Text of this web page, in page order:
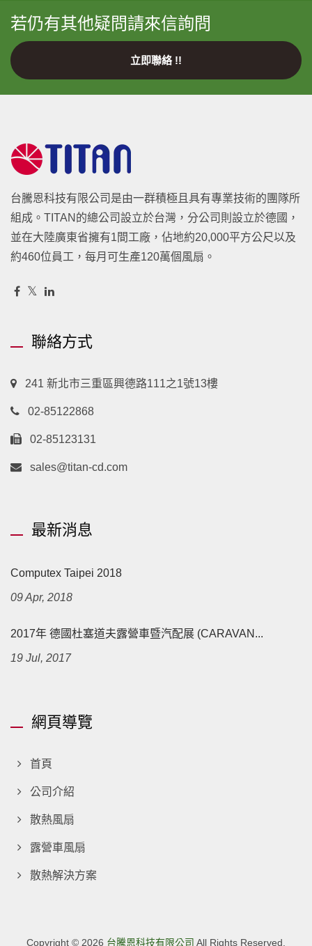
若仍有其他疑問請來信詢問
立即聯絡 !!
台騰恩科技有限公司是由一群積極且具有專業技術的團隊所
組成。TITAN的總公司設立於台灣，分公司則設立於德國，
並在大陸廣東省擁有1間工廠，佔地約20,000平方公尺以及
約460位員工，每月可生產120萬個風扇。
聯絡方式
241 新北市三重區興德路111之1號13樓
02-85122868
02-85123131
sales@titan-cd.com
最新消息
Computex Taipei 2018
09 Apr, 2018
2017年 德國杜塞道夫露營車暨汽配展 (CARAVAN...
19 Jul, 2017
網頁導覽
首頁
公司介紹
散熱風扇
露營車風扇
散熱解決方案
Copyright © 2026 台騰恩科技有限公司 All Rights Reserved.